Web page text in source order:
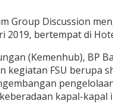
Group Discussion
2019, bertempat di
(Kemenhub), BP
FSU berupa
kapal-